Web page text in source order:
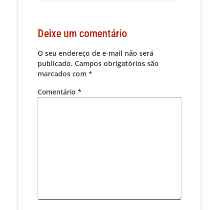
Deixe um comentário
O seu endereço de e-mail não será
publicado. Campos obrigatórios são
marcados com *
Comentário *